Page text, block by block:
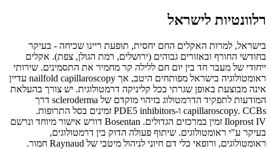
רלוונטיות לישראל
בישראל, למרות האקלים החם יחסית, תופעת ריינו שכיחה - בעיקר
בחודשי החורף ובאזורים גבוהים (ירושלים, רמת הגולן, צפת). אקלים
ייחודי של מעבר חד בין יום חם ללילה קר מחמיר את התסמינים. שירותי
ראומטולוגיה בישראל מפותחים היטב, אך nailfold capillaroscopy עדיין
אינה מבוצעת באופן שגרתי בכל קליניקה דרמטולוגית. יש צורך בהעלאת
המודעות לתפקיד הדרמטולוג בזיהוי מוקדם של scleroderma דרך
capillaroscopy. CCBs ו-PDE5 inhibitors זמינים בסל התרופות.
Iloprost IV זמין במרכזים הגדולים. Bosentan דורש אישור מיוחד ונרשם
בעיקר ע"י ראומטולוגים. שיתוף פעולה הדוק בין דרמטולוגים,
ראומטולוגים, ורופאי כלי דם חיוני לניהול מיטבי של Raynaud חמור.